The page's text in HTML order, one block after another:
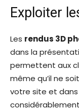
Exploiter
Les rendus 3D
dans la
permettent aux
même qu’il ne
votre site et